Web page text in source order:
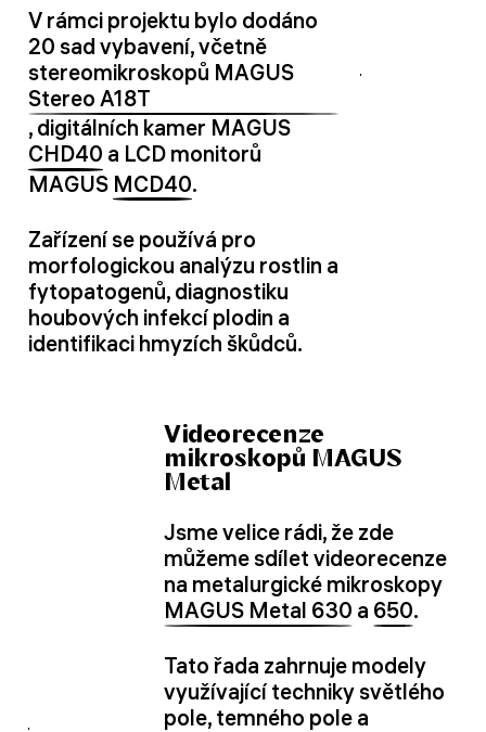
V rámci projektu bylo dodáno
20 sad vybavení, včetně
stereomikroskopů MAGUS
Stereo A18T
, digitálních kamer MAGUS
CHD40 a LCD monitorů
MAGUS MCD40.
Zařízení se používá pro
morfologickou analýzu rostlin a
fytopatogenů, diagnostiku
houbových infekcí plodin a
identifikaci hmyzích škůdců.
Videorecenze
mikroskopů MAGUS
Metal
Jsme velice rádi, že zde
můžeme sdílet videorecenze
na metalurgické mikroskopy
MAGUS Metal 630 a 650.
Tato řada zahrnuje modely
využívající techniky světlého
pole, temného pole a